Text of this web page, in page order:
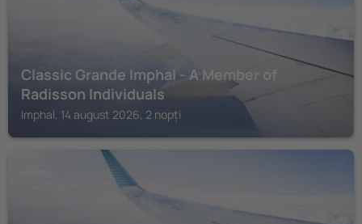
Classic Grande Imphal - A Member of
Radisson Individuals
Imphal, 14 august 2026, 2 nopți